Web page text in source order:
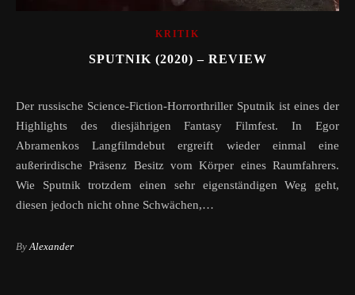
KRITIK
SPUTNIK (2020) – REVIEW
Der russische Science-Fiction-Horrorthriller Sputnik ist eines der
Highlights des diesjährigen Fantasy Filmfest. In Egor
Abramenkos Langfilmdebut ergreift wieder einmal eine
außerirdische Präsenz Besitz vom Körper eines Raumfahrers.
Wie Sputnik trotzdem einen sehr eigenständigen Weg geht,
diesen jedoch nicht ohne Schwächen,…
By Alexander